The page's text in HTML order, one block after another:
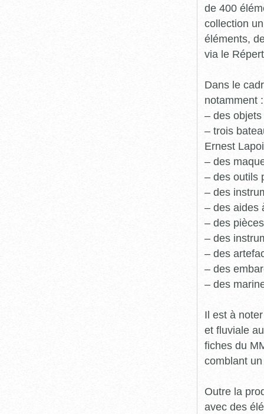
de 400
collection
éléments,
via le
Dans le
notamment :
– des
– trois
Ernest
– des
– des outils
– des
– des aides
– des
– des
– des
– des
– des
Il est à
et fluviale
fiches du
comblant
Outre la
avec des